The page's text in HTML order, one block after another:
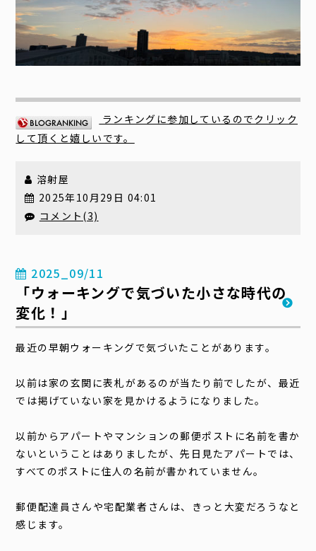
ランキングに参加しているのでクリック
して頂くと嬉しいです。
溶射屋
2025年10月29日 04:01
コメント(3)
2025_09/11
「ウォーキングで気づいた小さな時代の
変化！」
最近の早朝ウォーキングで気づいたことがあります。
以前は家の玄関に表札があるのが当たり前でしたが、最近
では掲げていない家を見かけるようになりました。
以前からアパートやマンションの郵便ポストに名前を書か
ないということはありましたが、先日見たアパートでは、
すべてのポストに住人の名前が書かれていません。
郵便配達員さんや宅配業者さんは、きっと大変だろうなと
感じます。